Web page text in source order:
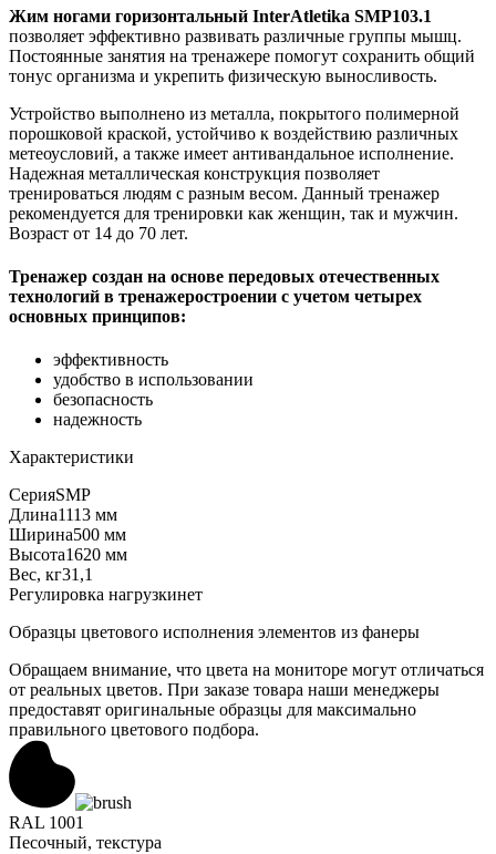
Жим ногами горизонтальный InterAtletika SMP103.1
позволяет эффективно развивать различные группы мышц.
Постоянные занятия на тренажере помогут сохранить общий
тонус организма и укрепить физическую выносливость.
Устройство выполнено из металла, покрытого полимерной
порошковой краской, устойчиво к воздействию различных
метеоусловий, а также имеет антивандальное исполнение.
Надежная металлическая конструкция позволяет
тренироваться людям с разным весом. Данный тренажер
рекомендуется для тренировки как женщин, так и мужчин.
Возраст от 14 до 70 лет.
Тренажер создан на основе передовых отечественных
технологий в тренажеростроении с учетом четырех
основных принципов:
эффективность
удобство в использовании
безопасность
надежность
Характеристики
СерияSMP
Длина1113 мм
Ширина500 мм
Высота1620 мм
Вес, кг31,1
Регулировка нагрузкинет
Образцы цветового исполнения элементов из фанеры
Обращаем внимание, что цвета на мониторе могут отличаться
от реальных цветов. При заказе товара наши менеджеры
предоставят оригинальные образцы для максимально
правильного цветового подбора.
RAL 1001
Песочный, текстура